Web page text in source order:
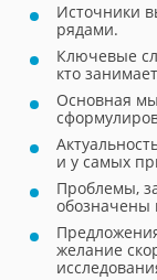
Источники
рядами.
Ключевые
кто
Основная
и у самых
Проблемы,
обозначены
желание